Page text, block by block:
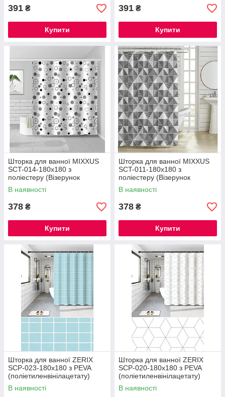
391 ₴
Купити
391 ₴
Купити
Шторка для ванної MIXXUS
SCT-014-180x180 з
поліестеру (Візерунок
"Круги") (AC3584)
В наявності
378 ₴
Купити
Шторка для ванної MIXXUS
SCT-011-180x180 з
поліестеру (Візерунок
"Ромби" сіро-білий) (AC3581)
В наявності
378 ₴
Купити
Шторка для ванної ZERIX
SCP-023-180x180 з PEVA
(поліетиленвінілацетату)
(Візерунок "Клітина"
блакитна) (ZX6096)
В наявності
Шторка для ванної ZERIX
SCP-020-180x180 з PEVA
(поліетиленвінілацетату)
(Візерунок "Зигзаг" білий)
(ZX6093)
В наявності